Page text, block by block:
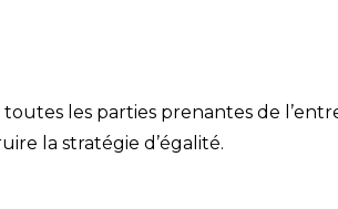
les parties prenantes de
la stratégie d’égalité.